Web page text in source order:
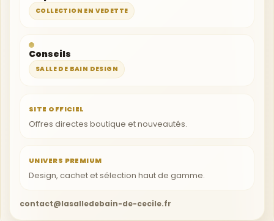
COLLECTION EN VEDETTE
Conseils
SALLE DE BAIN DESIGN
SITE OFFICIEL
Offres directes boutique et nouveautés.
UNIVERS PREMIUM
Design, cachet et sélection haut de gamme.
contact@lasalledebain-de-cecile.fr